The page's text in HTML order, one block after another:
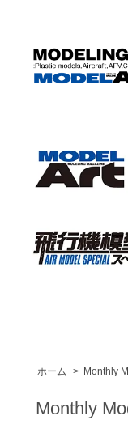
ホーム > Monthly
Monthly